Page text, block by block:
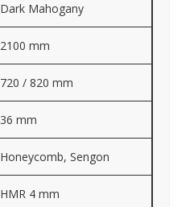
Dark Mahogany
2100 mm
720 / 820 mm
36 mm
Honeycomb, Sengon
HMR 4 mm